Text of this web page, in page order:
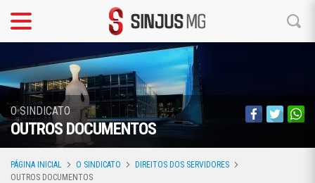
O SINDICATO
OUTROS DOCUMENTOS
PÁGINA INICIAL O SINDICATO
DIREITOS DOS SERVIDORES
OUTROS DOCUMENTOS